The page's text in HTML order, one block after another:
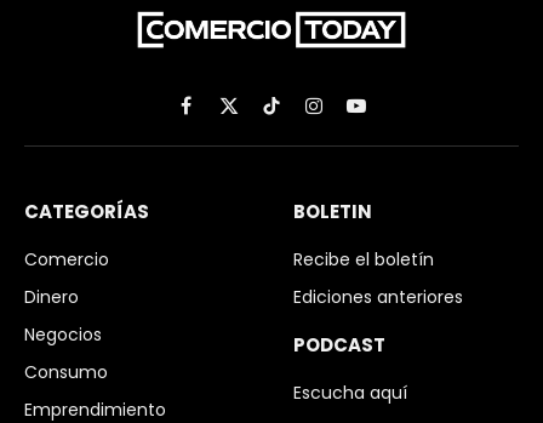
Facebook
X
(Twitter)
TikTokInstagramYouTube
CATEGORÍAS
Comercio
Dinero
Negocios
Consumo
Emprendimiento
BOLETIN
Recibe el boletín
Ediciones anteriores
PODCAST
Escucha aquí